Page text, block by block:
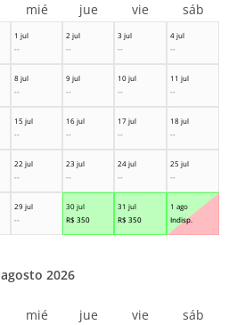
1 jul
--
2 jul
--
3 jul
--
4 jul
--
8 jul
--
9 jul
--
10 jul
--
11 jul
--
15 jul
--
16 jul
--
17 jul
--
18 jul
--
22 jul
--
23 jul
--
24 jul
--
25 jul
--
29 jul
--
30 jul
R$ 350
31 jul
R$ 350
1 ago
Indisp.
mié jue vie sáb
agosto 2026
mié jue vie sáb